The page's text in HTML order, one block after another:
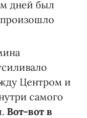
дней был
Центром и
самого
Вот-вот в